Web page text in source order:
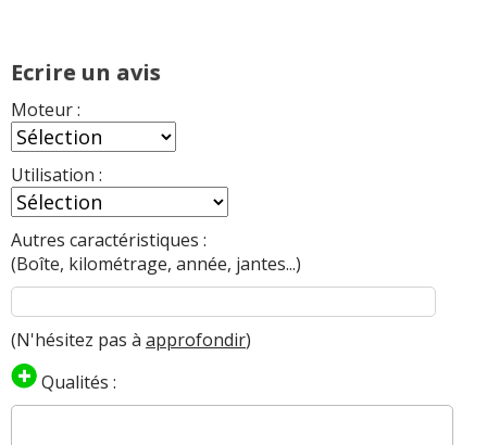
Ecrire un avis
Moteur :
Utilisation :
Autres caractéristiques :
(Boîte, kilométrage, année, jantes...)
(N'hésitez pas à approfondir)
Qualités :